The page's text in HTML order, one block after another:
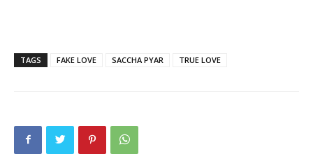
TAGS FAKE LOVE SACCHA PYAR TRUE LOVE